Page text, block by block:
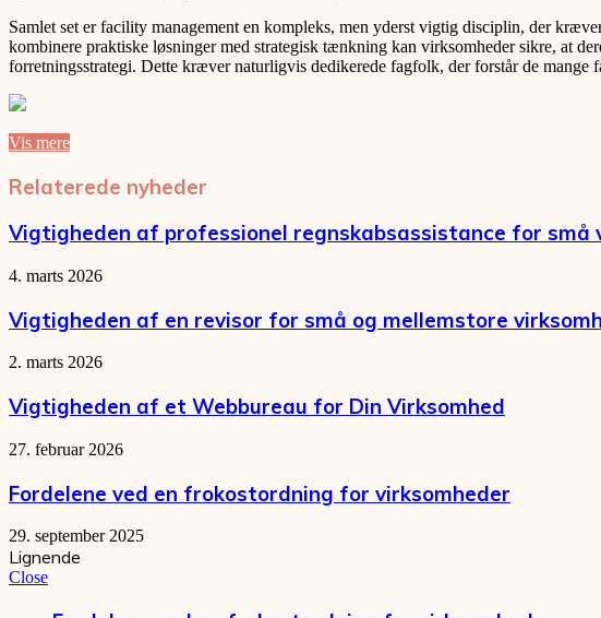
Samlet set er facility management en kompleks, men yderst vigtig disciplin, der
kombinere praktiske løsninger med strategisk tænkning kan virksomheder sikre, at
forretningsstrategi. Dette kræver naturligvis dedikerede fagfolk, der forstår de
Vis mere
Relaterede nyheder
Vigtigheden af professionel regnskabsassistance for små
4. marts 2026
Vigtigheden af en revisor for små og mellemstore
2. marts 2026
Vigtigheden af et Webbureau for Din Virksomhed
27. februar 2026
Fordelene ved en frokostordning for virksomheder
29. september 2025
Lignende
Close